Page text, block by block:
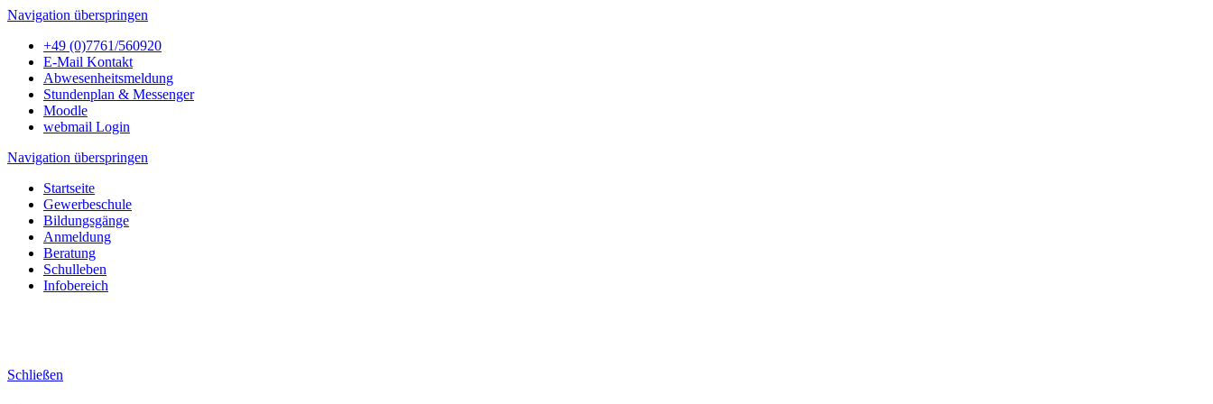
Navigation überspringen
+49 (0)7761/560920
E-Mail Kontakt
Abwesenheitsmeldung
Stundenplan & Messenger
Moodle
webmail Login
Navigation überspringen
Startseite
Gewerbeschule
Bildungsgänge
Anmeldung
Beratung
Schulleben
Infobereich
Übersicht